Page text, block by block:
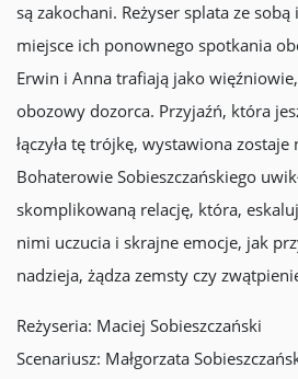
są zakochani. Reżyser splata ze
miejsce ich ponownego spotkania
Erwin i Anna trafiają jako
obozowy dozorca. Przyjaźń, która
łączyła tę trójkę, wystawiona zostaje
Bohaterowie Sobieszczańskiego
skomplikowaną relację, która,
nimi uczucia i skrajne emocje, jak
nadzieja, żądza zemsty czy
Reżyseria: Maciej Sobieszczański
Scenariusz: Małgorzata